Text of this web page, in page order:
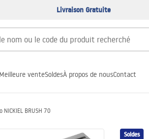
Livraison Gratuite
Meilleure venteSoldesÀ propos de nousContact
BRUSH 70
Soldes